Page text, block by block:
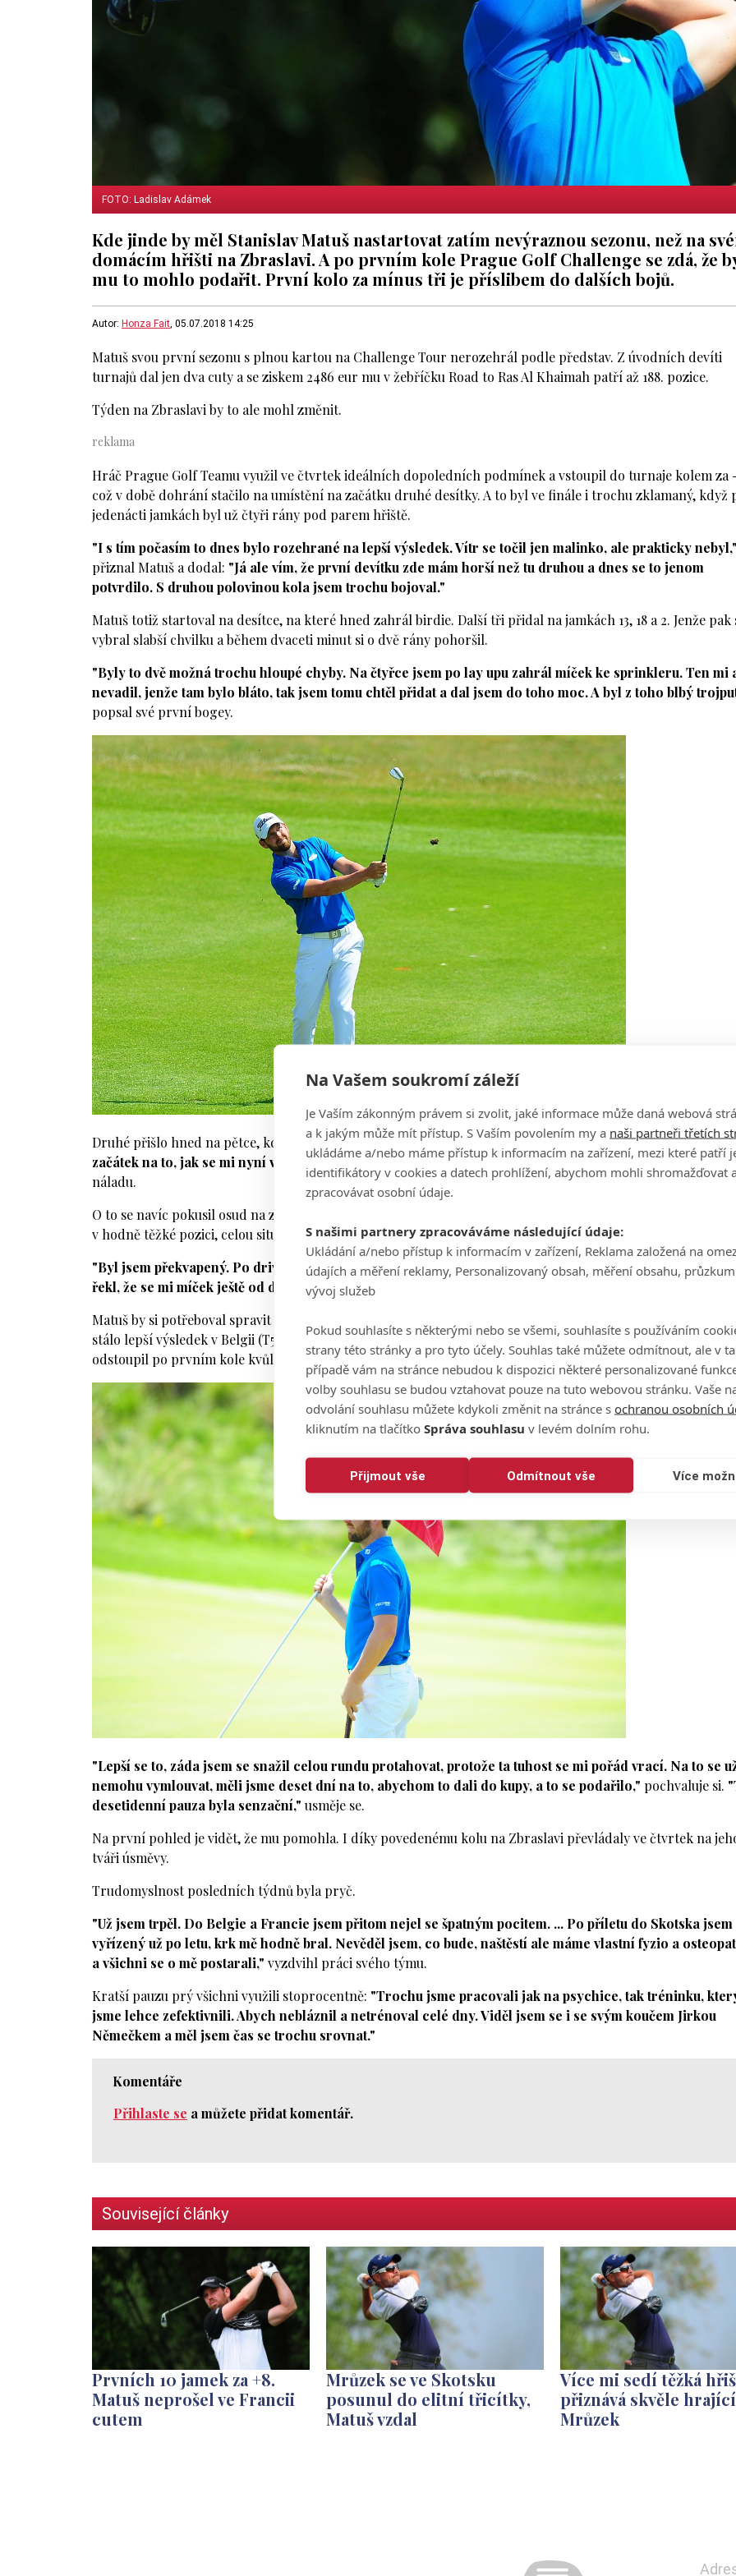
Na Vašem soukromí záleží
Je Vaším zákonným právem si zvolit, jaké informace může daná webová
a k jakým může mít přístup. S Vaším povolením my a naši partneři třetích
ukládáme a/nebo máme přístup k informacím na zařízení, mezi které patří
identifikátory v cookies a datech prohlížení, abychom mohli shromažďovat
zpracovávat osobní údaje.
S našimi partnery zpracováváme následující údaje:
Ukládání a/nebo přístup k informacím v zařízení, Reklama založená na
údajích a měření reklamy, Personalizovaný obsah, měření obsahu,
vývoj služeb
Pokud souhlasíte s některými nebo se všemi, souhlasíte s používáním
strany této stránky a pro tyto účely. Souhlas také můžete odmítnout, ale v
případě vám na stránce nebudou k dispozici některé personalizované
volby souhlasu se budou vztahovat pouze na tuto webovou stránku. Vaše
odvolání souhlasu můžete kdykoli změnit na stránce s ochranou osobních
kliknutím na tlačítko Správa souhlasu v levém dolním rohu.
Přijmout vše Odmítnout vše Více
FOTO: Ladislav Adámek
Kde jinde by měl Stanislav Matuš nastartovat zatím nevýraznou sezonu, než na
domácím hřišti na Zbraslavi. A po prvním kole Prague Golf Challenge se zdá, že
mu to mohlo podařit. První kolo za mínus tři je příslibem do dalších bojů.
Autor: Honza Fait, 05.07.2018 14:25
Matuš svou první sezonu s plnou kartou na Challenge Tour nerozehrál podle představ. Z úvodních devíti
turnajů dal jen dva cuty a se ziskem 2486 eur mu v žebříčku Road to Ras Al Khaimah patří až 188. pozice.
Týden na Zbraslavi by to ale mohl změnit.
Hráč Prague Golf Teamu využil ve čtvrtek ideálních dopoledních podmínek a vstoupil do turnaje kolem za
což v době dohrání stačilo na umístění na začátku druhé desítky. A to byl ve finále i trochu zklamaný, když
jedenácti jamkách byl už čtyři rány pod parem hřiště.
"I s tím počasím to dnes bylo rozehrané na lepší výsledek. Vítr se točil jen malinko, ale prakticky nebyl,"
přiznal Matuš a dodal: "Já ale vím, že první devítku zde mám horší než tu druhou a dnes se to jenom
potvrdilo. S druhou polovinou kola jsem trochu bojoval."
Matuš totiž startoval na desítce, na které hned zahrál birdie. Další tři přidal na jamkách 13, 18 a 2. Jenže pak
vybral slabší chvilku a během dvaceti minut si o dvě rány pohoršil.
"Byly to dvě možná trochu hloupé chyby. Na čtyřce jsem po lay upu zahrál míček ke sprinkleru. Ten mi
nevadil, jenže tam bylo bláto, tak jsem tomu chtěl přidat a dal jsem do toho moc. A byl z toho blbý
popsal své první bogey.
Druhé přišlo hned na pětce, kde Matušův míček skončil v hraně bunkeru."Nedá se nic dělat, ale je to
začátek na to, jak se mi nyní vede. Jsem za to rád a uvidíme, co se stane zítra,"nechtěl si 29letý Čech
náladu.
O to se navíc pokusil osud na závěrečné jamce, kterou byla devítka. Matušův míček totiž po drivu skončil
v hodně těžké pozici, celou situaci ale zachránil dlouhým a docela divokým dvojputtem.
"Byl jsem překvapený. Po drivu jsem si myslel, že budu jen vpravo v roughu, ale dobrovolník na místě mi
řekl, že se mi míček ještě od drnu odrazil za další drn více doprava a pod val. Byl to dobrý par,"
Matuš by si potřeboval spravit po posledních turnajích náladu. Na Kuňce nedal cut, poté ho jediné horší kolo
stálo lepší výsledek v Belgii (T58), následně nedal ve Francii cut o ránu a z posledního turnaje ve Skotsku
odstoupil po prvním kole kvůli bolesti v horní části zad a krku.
"Lepší se to, záda jsem se snažil celou rundu protahovat, protože ta tuhost se mi pořád vrací. Na to se
nemohu vymlouvat, měli jsme deset dní na to, abychom to dali do kupy, a to se podařilo," pochvaluje si.
desetidenní pauza byla senzační," usměje se.
Na první pohled je vidět, že mu pomohla. I díky povedenému kolu na Zbraslavi převládaly ve čtvrtek na
tváři úsměvy.
Trudomyslnost posledních týdnů byla pryč.
"Už jsem trpěl. Do Belgie a Francie jsem přitom nejel se špatným pocitem. ... Po příletu do Skotska
vyřízený už po letu, krk mě hodně bral. Nevěděl jsem, co bude, naštěstí ale máme vlastní fyzio a
a všichni se o mě postarali," vyzdvihl práci svého týmu.
Kratší pauzu prý všichni využili stoprocentně: "Trochu jsme pracovali jak na psychice, tak tréninku,
jsme lehce zefektivnili. Abych nebláznil a netrénoval celé dny. Viděl jsem se i se svým koučem Jirkou
Němečkem a měl jsem čas se trochu srovnat."
Komentáře
Přihlaste se a můžete přidat komentář.
Související články
Prvních 10 jamek za +8.
Matuš neprošel ve Francii
cutem
Mrůzek se ve Skotsku
posunul do elitní třicítky,
Matuš vzdal
Více mi sedí těžká
přiznává skvěle hrající
Mrůzek